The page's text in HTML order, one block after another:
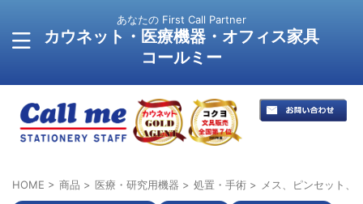
あなたの First Call Partner
カウネット・医療機器・オフィス家具
コールミー
HOME > 商品 > 医療・研究用機器 > 処置・手術 > メス、ピンセット、